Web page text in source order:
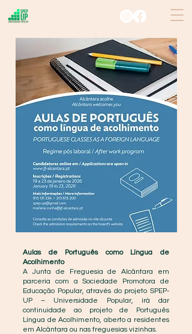
Aulas de Português como Língua de
Acolhimento
A Junta de Freguesia de Alcântara em
parceria com a Sociedade Promotora de
Educação Popular, através do projeto SPEP-
UP – Universidade Popular, irá dar
continuidade ao projeto de Português
Língua de Acolhimento, aberto a residentes
em Alcântara ou nas freguesias vizinhas.